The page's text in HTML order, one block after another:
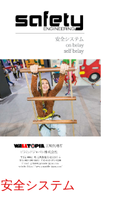
安全システム